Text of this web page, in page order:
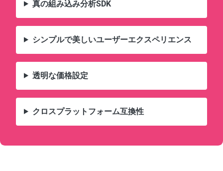
真の組み込み分析SDK
シンプルで美しいユーザーエクスペリエンス
透明な価格設定
クロスプラットフォーム互換性